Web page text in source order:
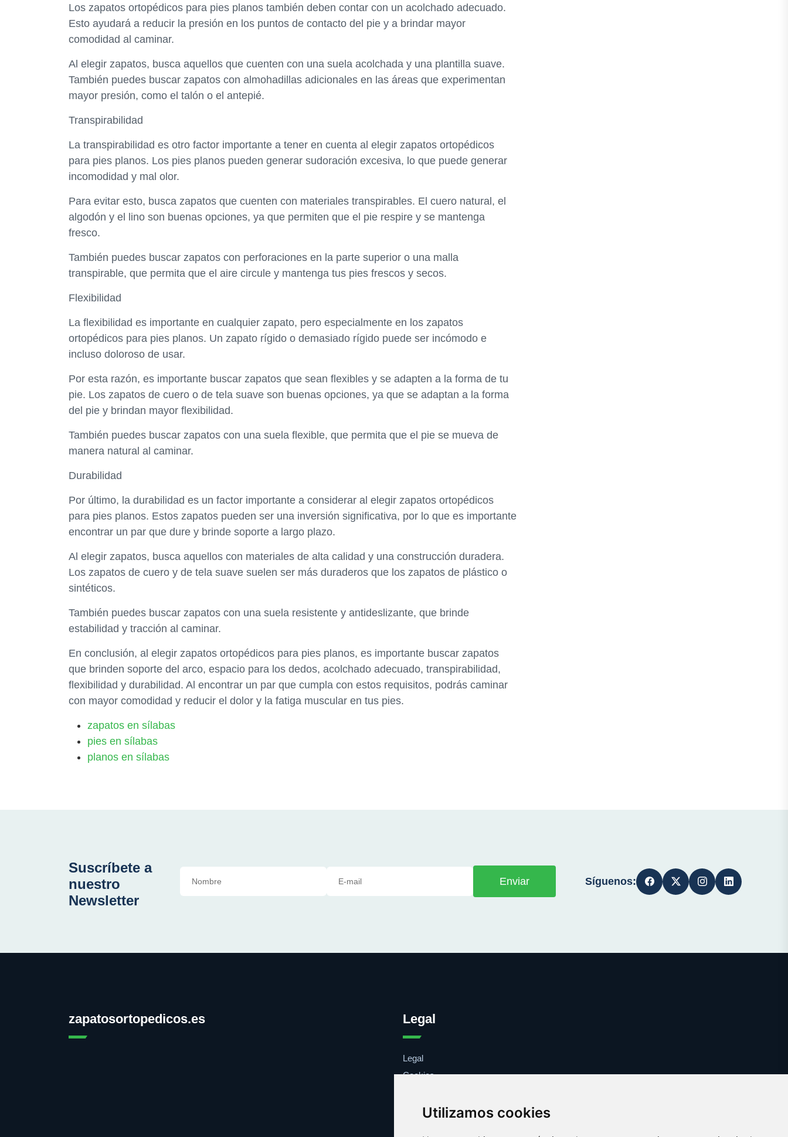
Utilizamos cookies
Los zapatos ortopédicos para pies planos también deben contar con un acolchado adecuado.
Esto ayudará a reducir la presión en los puntos de contacto del pie y a brindar mayor
comodidad al caminar.
Al elegir zapatos, busca aquellos que cuenten con una suela acolchada y una plantilla suave.
También puedes buscar zapatos con almohadillas adicionales en las áreas que experimentan
mayor presión, como el talón o el antepié.
Transpirabilidad
La transpirabilidad es otro factor importante a tener en cuenta al elegir zapatos ortopédicos
para pies planos. Los pies planos pueden generar sudoración excesiva, lo que puede generar
incomodidad y mal olor.
Para evitar esto, busca zapatos que cuenten con materiales transpirables. El cuero natural, el
algodón y el lino son buenas opciones, ya que permiten que el pie respire y se mantenga
fresco.
También puedes buscar zapatos con perforaciones en la parte superior o una malla
transpirable, que permita que el aire circule y mantenga tus pies frescos y secos.
Flexibilidad
La flexibilidad es importante en cualquier zapato, pero especialmente en los zapatos
ortopédicos para pies planos. Un zapato rígido o demasiado rígido puede ser incómodo e
incluso doloroso de usar.
Por esta razón, es importante buscar zapatos que sean flexibles y se adapten a la forma de tu
pie. Los zapatos de cuero o de tela suave son buenas opciones, ya que se adaptan a la forma
del pie y brindan mayor flexibilidad.
También puedes buscar zapatos con una suela flexible, que permita que el pie se mueva de
manera natural al caminar.
Durabilidad
Por último, la durabilidad es un factor importante a considerar al elegir zapatos ortopédicos
para pies planos. Estos zapatos pueden ser una inversión significativa, por lo que es importante
encontrar un par que dure y brinde soporte a largo plazo.
Al elegir zapatos, busca aquellos con materiales de alta calidad y una construcción duradera.
Los zapatos de cuero y de tela suave suelen ser más duraderos que los zapatos de plástico o
sintéticos.
También puedes buscar zapatos con una suela resistente y antideslizante, que brinde
estabilidad y tracción al caminar.
En conclusión, al elegir zapatos ortopédicos para pies planos, es importante buscar zapatos
que brinden soporte del arco, espacio para los dedos, acolchado adecuado, transpirabilidad,
flexibilidad y durabilidad. Al encontrar un par que cumpla con estos requisitos, podrás caminar
con mayor comodidad y reducir el dolor y la fatiga muscular en tus pies.
zapatos en sílabas
pies en sílabas
planos en sílabas
Suscríbete a
nuestro
Newsletter
Enviar Síguenos:
zapatosortopedicos.es Legal
Legal
Cookies